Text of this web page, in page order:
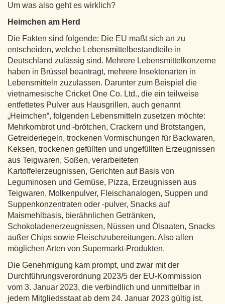
Um was also geht es wirklich?
Heimchen am Herd
Die Fakten sind folgende: Die EU maßt sich an zu
entscheiden, welche Lebensmittelbestandteile in
Deutschland zulässig sind. Mehrere Lebensmittelkonzerne
haben in Brüssel beantragt, mehrere Insektenarten in
Lebensmitteln zuzulassen. Darunter zum Beispiel die
vietnamesische Cricket One Co. Ltd., die ein teilweise
entfettetes Pulver aus Hausgrillen, auch genannt
„Heimchen“, folgenden Lebensmitteln zusetzen möchte:
Mehrkornbrot und -brötchen, Crackern und Brotstangen,
Getreideriegeln, trockenen Vormischungen für Backwaren,
Keksen, trockenen gefüllten und ungefüllten Erzeugnissen
aus Teigwaren, Soßen, verarbeiteten
Kartoffelerzeugnissen, Gerichten auf Basis von
Leguminosen und Gemüse, Pizza, Erzeugnissen aus
Teigwaren, Molkenpulver, Fleischanalogen, Suppen und
Suppenkonzentraten oder -pulver, Snacks auf
Maismehlbasis, bierähnlichen Getränken,
Schokoladenerzeugnissen, Nüssen und Ölsaaten, Snacks
außer Chips sowie Fleischzubereitungen. Also allen
möglichen Arten von Supermarkt-Produkten.
Die Genehmigung kam prompt, und zwar mit der
Durchführungsverordnung 2023/5 der EU-Kommission
vom 3. Januar 2023, die verbindlich und unmittelbar in
jedem Mitgliedsstaat ab dem 24. Januar 2023 gültig ist,